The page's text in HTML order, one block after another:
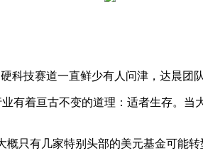
技赛道一直鲜少有人问津，达晨团
有着亘古不变的道理：适者生存。
只有几家特别头部的美元基金可能